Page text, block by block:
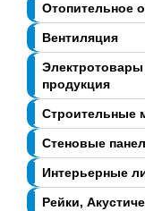
Отопительное
Вентиляция
Электротовары
продукция
Строительные
Стеновые
Интерьерные
Рейки,